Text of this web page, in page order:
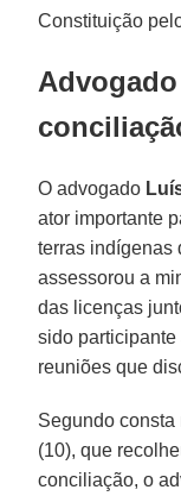
Constituição
O advogado
ator importante
terras indígenas
assessorou a
das licenças
sido
reuniões que
Segundo
(10), que
conciliação, o